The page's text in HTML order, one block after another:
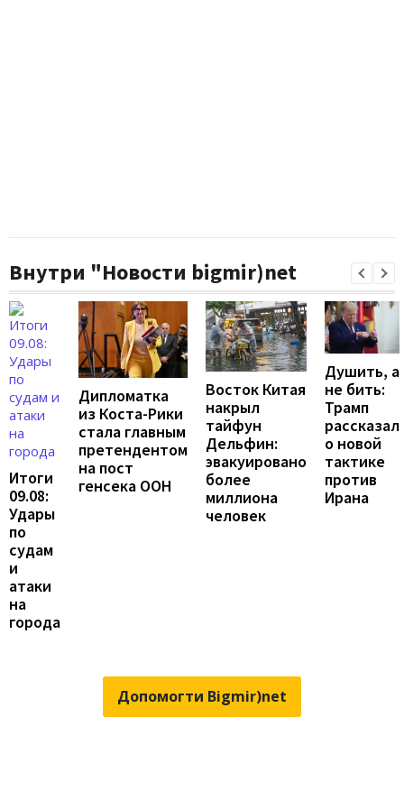
Внутри "Новости bigmir)net
Итоги
09.08:
Удары
по
судам
и
атаки
на
города
Дипломатка
из Коста-Рики
стала главным
претендентом
на пост
генсека ООН
Восток Китая
накрыл
тайфун
Дельфин:
эвакуировано
более
миллиона
человек
Душить, а
не бить:
Трамп
рассказал
о новой
тактике
против
Ирана
Допомогти Bigmir)net